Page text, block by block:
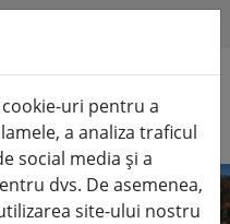
uri pentru a
a analiza traficul
social media și a
dvs. De asemenea,
site-ului nostru